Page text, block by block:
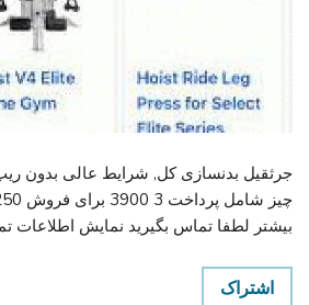
جرثقیل بدنسازی کل, شرایط عالی بدون
بیشتر لطفا تماس بگیرید نمایش اطلاعات
اشتراک